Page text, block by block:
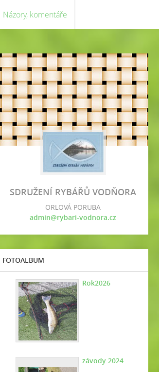
Názory, komentáře
SDRUŽENÍ RYBÁŘŮ VODŇORA
ORLOVÁ PORUBA
admin@rybari-vodnora.cz
FOTOALBUM
Rok2026
závody 2024